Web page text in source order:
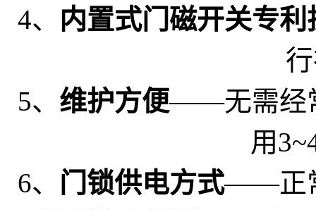
4、 内置式门磁开关专利
5、 维护方便——无需经
用
6、 门锁供电方式——正